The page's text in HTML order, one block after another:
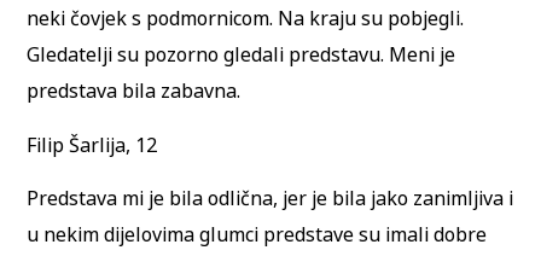
neki čovjek s podmornicom. Na kraju su pobjegli.
Gledatelji su pozorno gledali predstavu. Meni je
predstava bila zabavna.
Filip Šarlija, 12
Predstava mi je bila odlična, jer je bila jako zanimljiva i
u nekim dijelovima glumci predstave su imali dobre